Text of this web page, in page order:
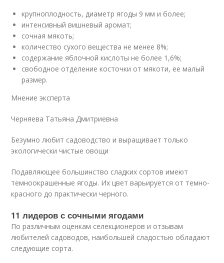
крупноплодность, диаметр ягоды 9 мм и более;
интенсивный вишневый аромат;
сочная мякоть;
количество сухого вещества не менее 8%;
содержание яблочной кислоты не более 1,6%;
свободное отделение косточки от мякоти, ее малый
размер.
Мнение эксперта
Черняева Татьяна Дмитриевна
Безумно любит садоводство и выращивает только
экологически чистые овощи
Подавляющее большинство сладких сортов имеют
темноокрашенные ягоды. Их цвет варьируется от темно-
красного до практически черного.
11 лидеров с сочными ягодами
По различным оценкам селекционеров и отзывам
любителей садоводов, наибольшей сладостью обладают
следующие сорта.